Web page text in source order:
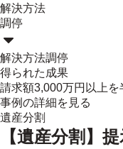
解決方法
調停
解決方法調停
得られた成果
請求額3,000万円以上
事例の詳細を見る
遺産分割
【遺産分割】